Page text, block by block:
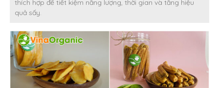
thích hợp để tiết kiệm năng lượng, thời gian và tăng hiệu
quả sấy.